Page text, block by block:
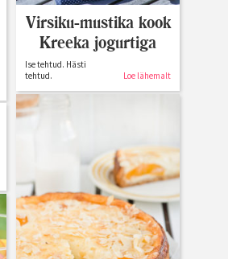
Virsiku-mustika kook
Kreeka jogurtiga
Ise tehtud. Hästi
tehtud.
Loe lähemalt